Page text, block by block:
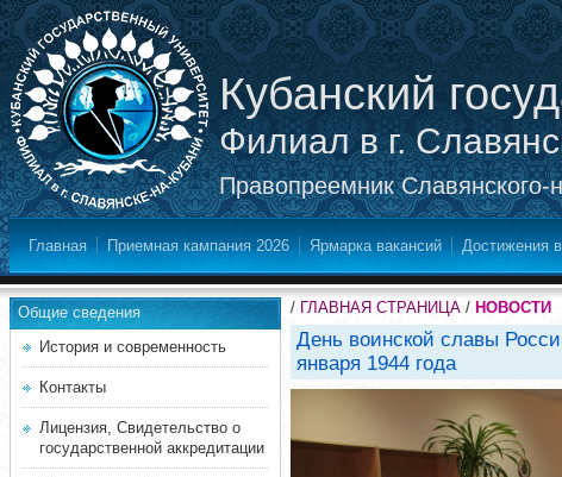
Кубанский
Филиал в г.
Правопреемник Славянского-
Главная Приемная кампания 2026 Ярмарка вакансий Достижения
Общие сведения
История и современность
Контакты
Лицензия, Свидетельство о
государственной аккредитации
/ ГЛАВНАЯ СТРАНИЦА / НОВОСТИ
День воинской славы
января 1944 года